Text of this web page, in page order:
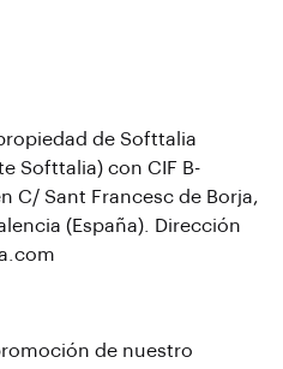
de Softtalia
Softtalia) con CIF B-
C/ Sant Francesc de Borja,
(España). Dirección
de nuestro